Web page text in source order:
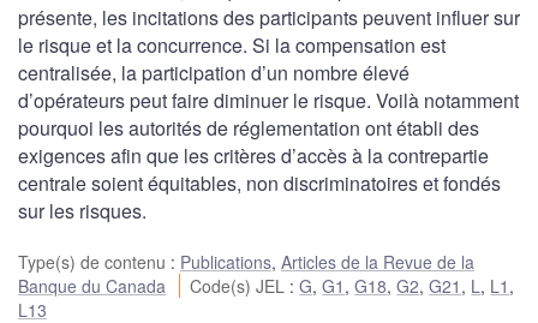
présente, les incitations des participants peuvent influer sur
le risque et la concurrence. Si la compensation est
centralisée, la participation d’un nombre élevé
d’opérateurs peut faire diminuer le risque. Voilà notamment
pourquoi les autorités de réglementation ont établi des
exigences afin que les critères d’accès à la contrepartie
centrale soient équitables, non discriminatoires et fondés
sur les risques.
Type(s) de contenu : Publications, Articles de la Revue de la
Banque du Canada
Code(s) JEL :G,G1 ,G18,G2,G21 , L , L1 ,
L13